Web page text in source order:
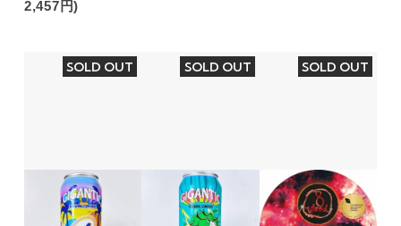
2,457円)
SOLD OUT SOLD OUT SOLD OUT